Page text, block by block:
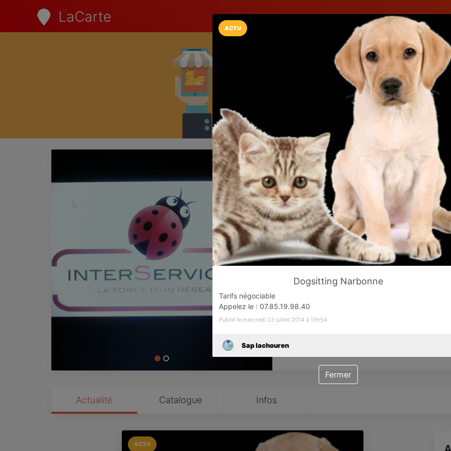
LaCarte
Installez l'App LaCarte
Téléchargez gratuitement l'app LaCarte
commerces favoris et ne rien rater !
Sap Iachouren
Multi-services aux
Narbonne
Favori Contacter
Sur rendez-vous jusqu'à minuit
Actualité Catalogue Infos
ACTU
ACTU
Dogsitting Narbonne
Tarifs négociable
Appelez le : 07.85.19.98.40
Publié le mercredi 23 juillet 2014 à 13h54
Sap Iachouren
Fermer